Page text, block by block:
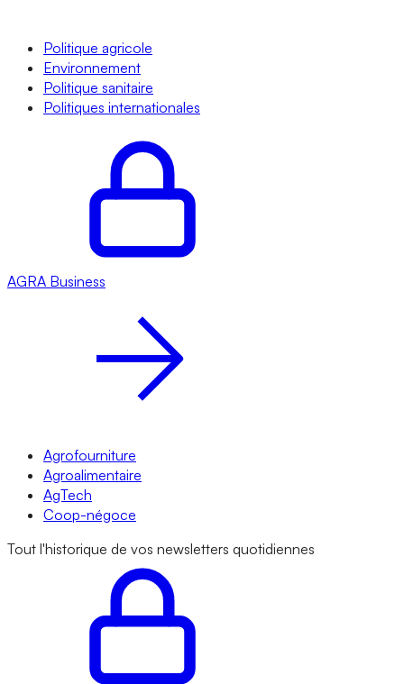
Politique agricole
Environnement
Politique sanitaire
Politiques internationales
AGRA Business
Agrofourniture
Agroalimentaire
AgTech
Coop-négoce
Tout l'historique de vos newsletters quotidiennes